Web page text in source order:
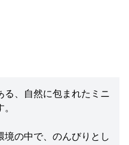
る、自然に包まれたミニ
境の中で、のんびりとし